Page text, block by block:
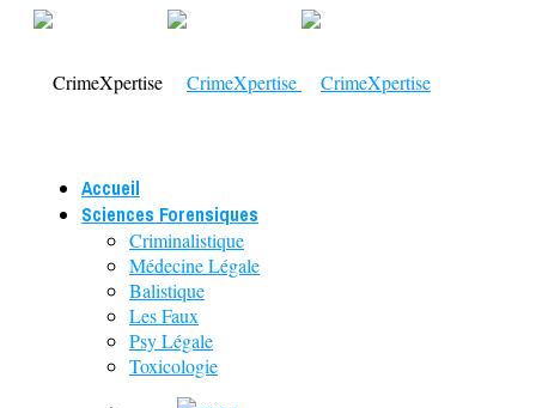
Accueil
Sciences Forensiques
Criminalistique
Médecine Légale
Balistique
Les Faux
Psy Légale
Toxicologie